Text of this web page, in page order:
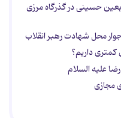
حسینی در گذرگاه مرزی
محل شهادت رهبر انقلاب
داریم؟
علیه السلام
مجازی